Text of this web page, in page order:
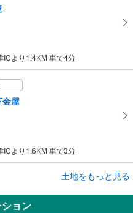
より1.4KM 車で4分
金屋
より1.6KM 車で3分
潟
土地をもっと見る
ョン